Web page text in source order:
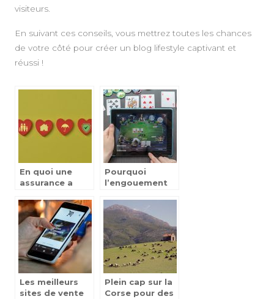
visiteurs.
En suivant ces conseils, vous mettrez toutes les chances
de votre côté pour créer un blog lifestyle captivant et
réussi !
En quoi une
assurance a
civile est
indispensable ?
Pourquoi
l’engouement
ligne n’est pas
pret de
s’eteindre.
Les meilleurs
sites de vente
Plein cap sur la
Corse pour des